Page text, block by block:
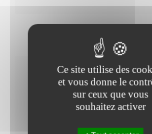
Horaires Mairie
Mercredi : - 14h00 à 17h00
Ce site utilise des
et vous donne le
sur ceux que vous
souhaitez activer